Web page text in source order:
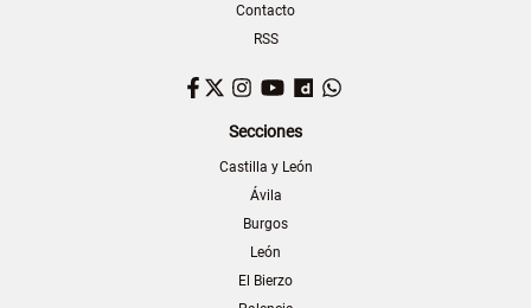
Contacto
RSS
Facebook
TwitterInstagram
YouTubeDailymotion
Secciones
Castilla y León
Ávila
Burgos
León
El Bierzo